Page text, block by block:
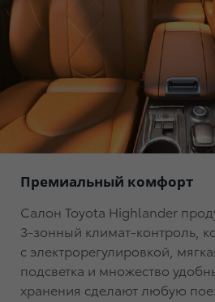
Премиальный комфорт
Салон Toyota Highlander
3-зонный климат-контроль ,
с электрорегулировкой,
подсветка и множество
хранения сделают любую